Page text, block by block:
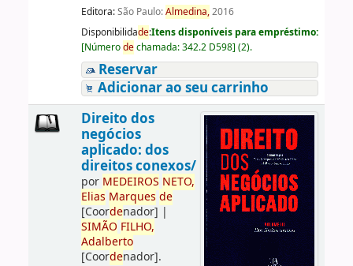
Editora:São Paulo:Almedina,2016
Disponibilidade:Itens disponíveis para empréstimo:
[Númerodechamada:342.2 D598] (2).
Reservar
Adicionar ao seu carrinho
Direito dos
negócios
aplicado: dos
direitos conexos/
por MEDEIROS NETO,
Elias Marques de
[Coordenador] |
SIMÃO FILHO,
Adalberto
[Coordenador].